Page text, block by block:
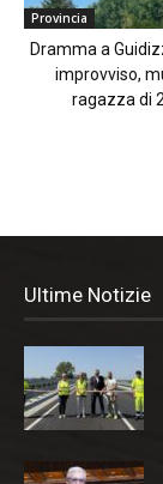
Provincia
Dramma a
improvviso,
ragazza di
Ultime Notizie